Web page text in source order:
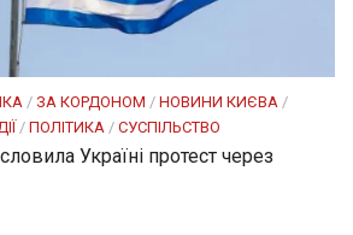
/ ЗА КОРДОНОМ / НОВИНИ КИЄВА /
/ ПОЛІТИКА / СУСПІЛЬСТВО
Україні протест через